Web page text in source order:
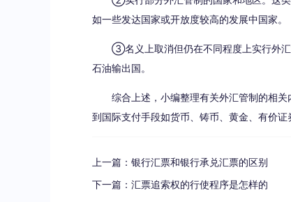
如一些发达国家或开放度较高的发展中国家。
③名义上取消但仍在不同程度上实行外
石油输出国。
综合上述，小编整理有关外汇管制的相
到国际支付手段如货币、铸币、黄金、有价证
上一篇： 银行汇票和银行承兑汇票的区别
下一篇： 汇票追索权的行使程序是怎样的